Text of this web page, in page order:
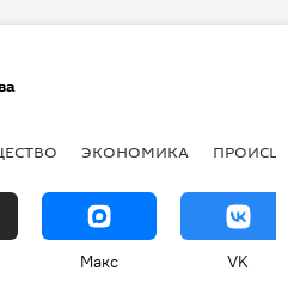
ЭКОНОМИКА
Макс VK